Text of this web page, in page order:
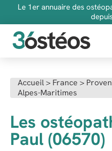
Le 1er annuaire des
FAQ
Inscrire son cabinet
Accueil> France >
Alpes-Maritimes
Les
Paul (06570)